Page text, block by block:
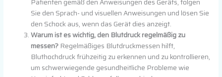
Sie den Sprach- und visuellen Anweisungen und lösen Sie
den Schock aus, wenn das Gerät dies anzeigt.
Warum ist es wichtig, den Blutdruck regelmäßig zu
messen? Regelmäßiges Blutdruckmessen hilft,
Bluthochdruck frühzeitig zu erkennen und zu kontrollieren,
um schwerwiegende gesundheitliche Probleme wie